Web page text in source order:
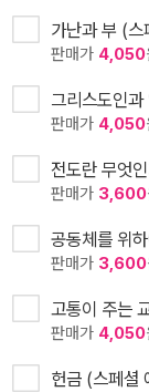
가난과 부 (스
판매가 4,050
그리스도인
판매가 4,050
전도란 무엇
판매가 3,600
공동체를 위
판매가 3,600
고통이 주는
판매가 4,050
헌금 (스페셜